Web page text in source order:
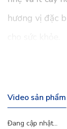
hương vị đặc
2.1. Cung Cấp
Hành tây đỏ
vời các
Video sản phẩm
Đang cập nhật...